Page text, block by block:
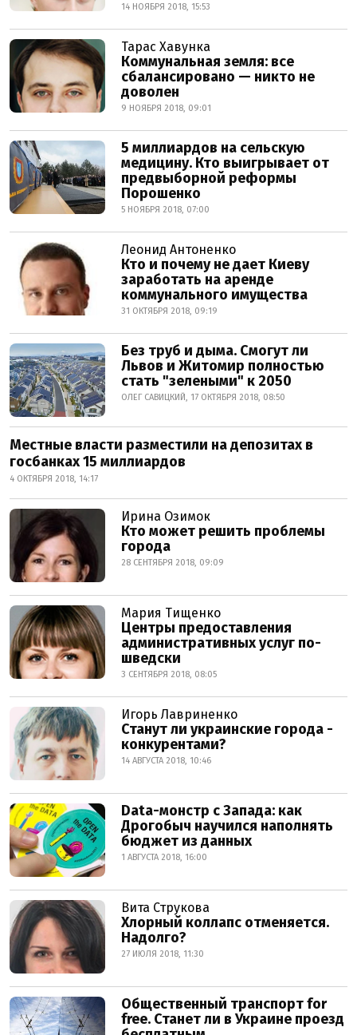
14 НОЯБРЯ 2018, 15:53
Тарас Хавунка
Коммунальная земля: все
сбалансировано — никто не
доволен
9 НОЯБРЯ 2018, 09:01
5 миллиардов на сельскую
медицину. Кто выигрывает от
предвыборной реформы
Порошенко
5 НОЯБРЯ 2018, 07:00
Леонид Антоненко
Кто и почему не дает Киеву
заработать на аренде
коммунального имущества
31 ОКТЯБРЯ 2018, 09:19
Без труб и дыма. Смогут ли
Львов и Житомир полностью
стать "зелеными" к 2050
ОЛЕГ САВИЦКИЙ, 17 ОКТЯБРЯ 2018, 08:50
Местные власти разместили на депозитах в
госбанках 15 миллиардов
4 ОКТЯБРЯ 2018, 14:17
Ирина Озимок
Кто может решить проблемы
города
28 СЕНТЯБРЯ 2018, 09:09
Мария Тищенко
Центры предоставления
административных услуг по-
шведски
3 СЕНТЯБРЯ 2018, 08:05
Игорь Лавриненко
Станут ли украинские города -
конкурентами?
14 АВГУСТА 2018, 10:46
Data-монстр с Запада: как
Дрогобыч научился наполнять
бюджет из данных
1 АВГУСТА 2018, 16:00
Вита Струкова
Хлорный коллапс отменяется.
Надолго?
27 ИЮЛЯ 2018, 11:30
Общественный транспорт for
free. Станет ли в Украине проезд